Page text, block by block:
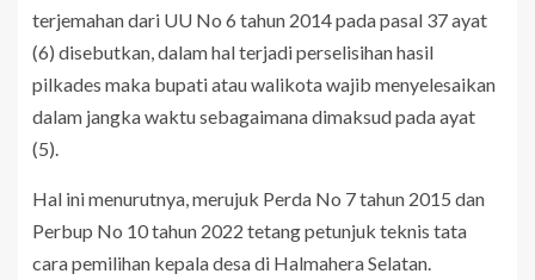
terjemahan dari UU No 6 tahun 2014 pada pasal 37 ayat
(6) disebutkan, dalam hal terjadi perselisihan hasil
pilkades maka bupati atau walikota wajib menyelesaikan
dalam jangka waktu sebagaimana dimaksud pada ayat
(5).
Hal ini menurutnya, merujuk Perda No 7 tahun 2015 dan
Perbup No 10 tahun 2022 tetang petunjuk teknis tata
cara pemilihan kepala desa di Halmahera Selatan.